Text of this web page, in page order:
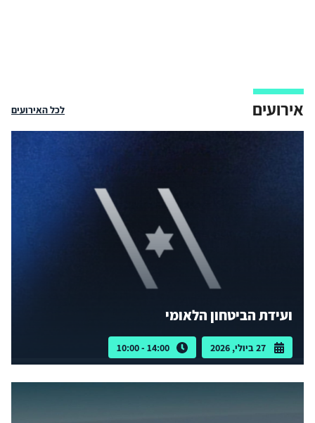
אירועים לכל האירועים
ועידת הביטחון הלאומי
27 ביולי, 2026 14:00 - 10:00